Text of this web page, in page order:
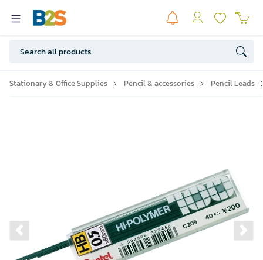
Stationary & Office Supplies Pencil & accessories Pencil Leads
Previous slide